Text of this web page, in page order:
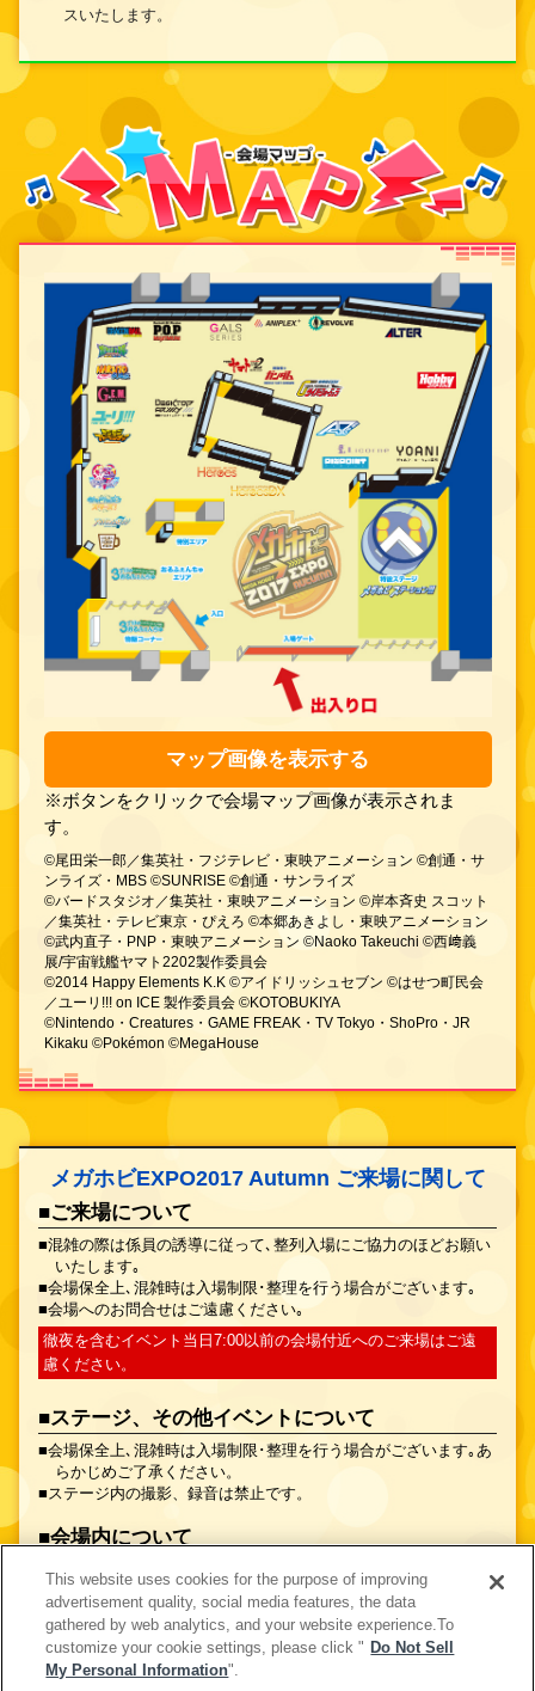
スいたします。
マップ画像を表示する
※ボタンをクリックで会場マップ画像が表示されま
す。
©尾田栄一郎／集英社・フジテレビ・東映アニメーション ©創通・サ
ンライズ・MBS ©SUNRISE ©創通・サンライズ
©バードスタジオ／集英社・東映アニメーション ©岸本斉史 スコット
／集英社・テレビ東京・ぴえろ ©本郷あきよし・東映アニメーション
©武内直子・PNP・東映アニメーション ©Naoko Takeuchi ©西﨑義
展/宇宙戦艦ヤマト2202製作委員会
©2014 Happy Elements K.K ©アイドリッシュセブン ©はせつ町民会
／ユーリ!!! on ICE 製作委員会 ©KOTOBUKIYA
©Nintendo・Creatures・GAME FREAK・TV Tokyo・ShoPro・JR
Kikaku ©Pokémon ©MegaHouse
メガホビEXPO2017 Autumn ご来場に関して
■ご来場について
■混雑の際は係員の誘導に従って､整列入場にご協力のほどお願い
いたします｡
■会場保全上､混雑時は入場制限･整理を行う場合がございます｡
■会場へのお問合せはご遠慮ください｡
徹夜を含むイベント当日7:00以前の会場付近へのご来場はご遠
慮ください。
■ステージ、その他イベントについて
■会場保全上､混雑時は入場制限･整理を行う場合がございます｡あ
らかじめご了承ください。
■ステージ内の撮影、録音は禁止です。
■会場内について
■当イベント内ではスタッフの指示に従い頂きますようお願いい
■会場内での飲食･喫煙は禁止いたします｡
■貴重品は各自の責任にて管理をお願いいたします｡
■万一､盗難･紛失･事故等が発生した場合もイベント及び イベン
ト会場は責任を負いかねます｡
This website uses cookies for the purpose of improving
advertisement quality, social media features, the data
gathered by web analytics, and your website experience.To
customize your cookie settings, please click " Do Not Sell
My Personal Information".